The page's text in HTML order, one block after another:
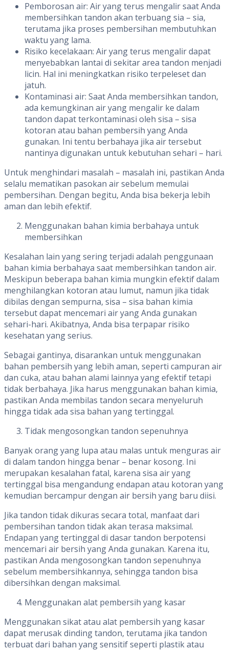
Pemborosan air: Air yang terus mengalir saat Anda
membersihkan tandon akan terbuang sia – sia,
terutama jika proses pembersihan membutuhkan
waktu yang lama.
Risiko kecelakaan: Air yang terus mengalir dapat
menyebabkan lantai di sekitar area tandon menjadi
licin. Hal ini meningkatkan risiko terpeleset dan
jatuh.
Kontaminasi air: Saat Anda membersihkan tandon,
ada kemungkinan air yang mengalir ke dalam
tandon dapat terkontaminasi oleh sisa – sisa
kotoran atau bahan pembersih yang Anda
gunakan. Ini tentu berbahaya jika air tersebut
nantinya digunakan untuk kebutuhan sehari – hari.
Untuk menghindari masalah – masalah ini, pastikan Anda
selalu mematikan pasokan air sebelum memulai
pembersihan. Dengan begitu, Anda bisa bekerja lebih
aman dan lebih efektif.
Menggunakan bahan kimia berbahaya untuk
membersihkan
Kesalahan lain yang sering terjadi adalah penggunaan
bahan kimia berbahaya saat membersihkan tandon air.
Meskipun beberapa bahan kimia mungkin efektif dalam
menghilangkan kotoran atau lumut, namun jika tidak
dibilas dengan sempurna, sisa – sisa bahan kimia
tersebut dapat mencemari air yang Anda gunakan
sehari-hari. Akibatnya, Anda bisa terpapar risiko
kesehatan yang serius.
Sebagai gantinya, disarankan untuk menggunakan
bahan pembersih yang lebih aman, seperti campuran air
dan cuka, atau bahan alami lainnya yang efektif tetapi
tidak berbahaya. Jika harus menggunakan bahan kimia,
pastikan Anda membilas tandon secara menyeluruh
hingga tidak ada sisa bahan yang tertinggal.
Tidak mengosongkan tandon sepenuhnya
Banyak orang yang lupa atau malas untuk menguras air
di dalam tandon hingga benar – benar kosong. Ini
merupakan kesalahan fatal, karena sisa air yang
tertinggal bisa mengandung endapan atau kotoran yang
kemudian bercampur dengan air bersih yang baru diisi.
Jika tandon tidak dikuras secara total, manfaat dari
pembersihan tandon tidak akan terasa maksimal.
Endapan yang tertinggal di dasar tandon berpotensi
mencemari air bersih yang Anda gunakan. Karena itu,
pastikan Anda mengosongkan tandon sepenuhnya
sebelum membersihkannya, sehingga tandon bisa
dibersihkan dengan maksimal.
Menggunakan alat pembersih yang kasar
Menggunakan sikat atau alat pembersih yang kasar
dapat merusak dinding tandon, terutama jika tandon
terbuat dari bahan yang sensitif seperti plastik atau